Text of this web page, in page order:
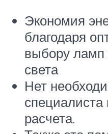
Экономия
благодаря
выбору ламп
света
Нет
расчета.